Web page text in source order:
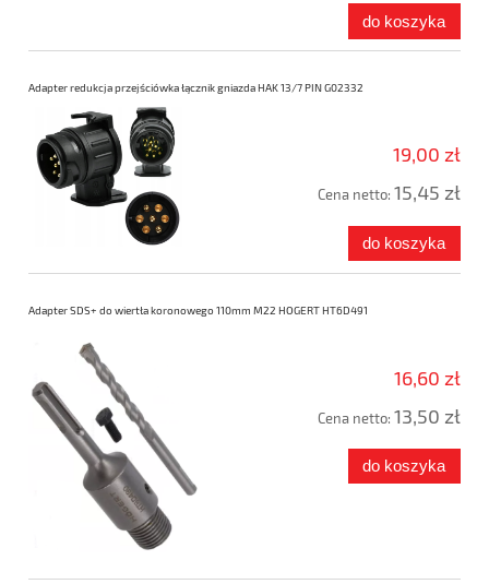
do koszyka
Adapter redukcja przejściówka łącznik gniazda HAK 13/7 PIN G02332
19,00 zł
Cena netto: 15,45 zł
do koszyka
Adapter SDS+ do wiertła koronowego 110mm M22 HOGERT HT6D491
16,60 zł
Cena netto: 13,50 zł
do koszyka